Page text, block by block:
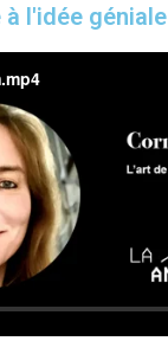
à l'idée géniale